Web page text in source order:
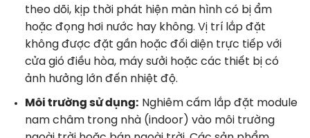
theo dõi, kịp thời phát hiện màn hình có bị ẩm
hoặc đọng hơi nước hay không. Vị trí lắp đặt
không được đặt gần hoặc đối diện trực tiếp với
cửa gió điều hòa, máy sưởi hoặc các thiết bị có
ảnh hưởng lớn đến nhiệt độ.
Môi trường sử dụng: Nghiêm cấm lắp đặt module
nam châm trong nhà (indoor) vào môi trường